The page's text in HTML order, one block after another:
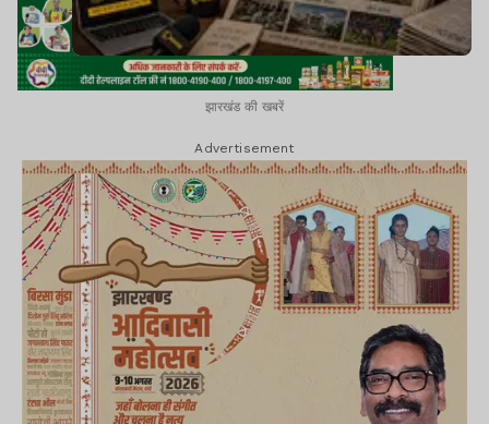
झारखंड की खबरें
Advertisement